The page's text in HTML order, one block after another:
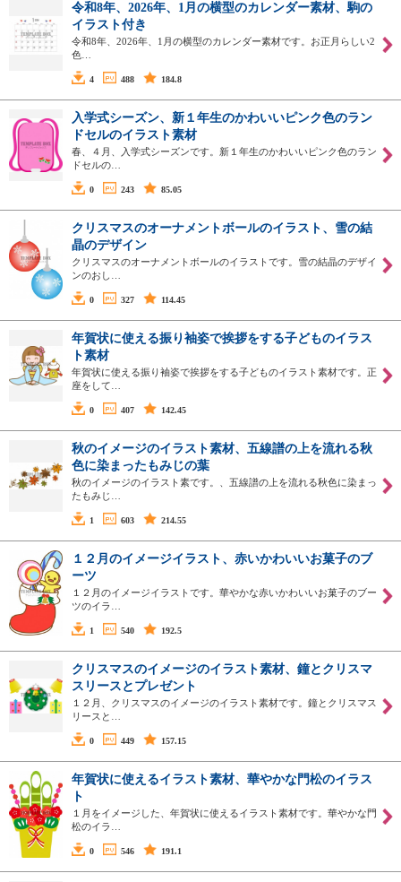
令和8年、2026年、1月の横型のカレンダー素材、駒の
イラスト付き
令和8年、2026年、1月の横型のカレンダー素材です。お正月らしい2
色…
4 488 184.8
入学式シーズン、新１年生のかわいいピンク色のラン
ドセルのイラスト素材
春、４月、入学式シーズンです。新１年生のかわいいピンク色のラン
ドセルの…
0 243 85.05
クリスマスのオーナメントボールのイラスト、雪の結
晶のデザイン
クリスマスのオーナメントボールのイラストです。雪の結晶のデザイ
ンのおし…
0 327 114.45
年賀状に使える振り袖姿で挨拶をする子どものイラス
ト素材
年賀状に使える振り袖姿で挨拶をする子どものイラスト素材です。正
座をして…
0 407 142.45
秋のイメージのイラスト素材、五線譜の上を流れる秋
色に染まったもみじの葉
秋のイメージのイラスト素です。、五線譜の上を流れる秋色に染まっ
たもみじ…
1 603 214.55
１２月のイメージイラスト、赤いかわいいお菓子のブ
ーツ
１２月のイメージイラストです。華やかな赤いかわいいお菓子のブー
ツのイラ…
1 540 192.5
クリスマスのイメージのイラスト素材、鐘とクリスマ
スリースとプレゼント
１２月、クリスマスのイメージのイラスト素材です。鐘とクリスマス
リースと…
0 449 157.15
年賀状に使えるイラスト素材、華やかな門松のイラス
ト
１月をイメージした、年賀状に使えるイラスト素材です。華やかな門
松のイラ…
0 546 191.1